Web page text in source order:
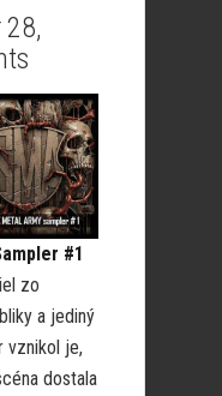
#1
zo
a jediný
vznikol je,
dostala